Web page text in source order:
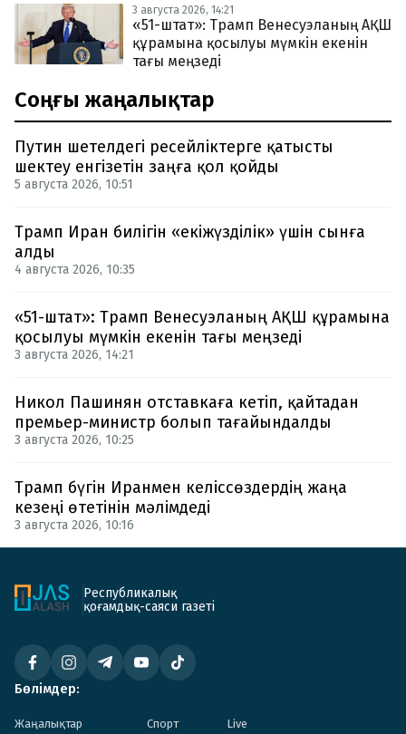
3 августа 2026, 14:21
«51-штат»: Трамп Венесуэланың АҚШ
құрамына қосылуы мүмкін екенін
тағы меңзеді
Соңғы жаңалықтар
Путин шетелдегі ресейліктерге қатысты
шектеу енгізетін заңға қол қойды
5 августа 2026, 10:51
Трамп Иран билігін «екіжүзділік» үшін сынға
алды
4 августа 2026, 10:35
«51-штат»: Трамп Венесуэланың АҚШ құрамына
қосылуы мүмкін екенін тағы меңзеді
3 августа 2026, 14:21
Никол Пашинян отставкаға кетіп, қайтадан
премьер-министр болып тағайындалды
3 августа 2026, 10:25
Трамп бүгін Иранмен келіссөздердің жаңа
кезеңі өтетінін мәлімдеді
3 августа 2026, 10:16
Республикалық
қоғамдық-саяси газеті
Бөлімдер:
Жаңалықтар Спорт Live